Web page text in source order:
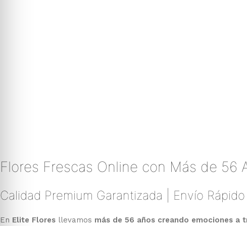
Flores Frescas Online con Más de 56
Calidad Premium Garantizada | Envío
En Elite Flores llevamos más de 56 años creando emociones a